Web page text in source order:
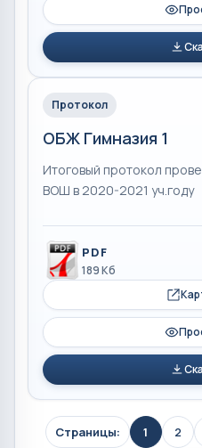
Протокол
ОБЖ Гимназия 1
Итоговый протокол
ВОШ в 2020-2021 уч.году
PDF
189 Кб
Страницы: 1 2